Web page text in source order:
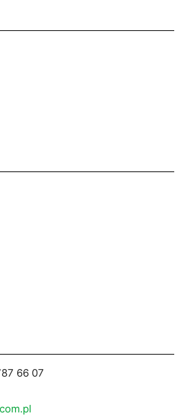
66 07